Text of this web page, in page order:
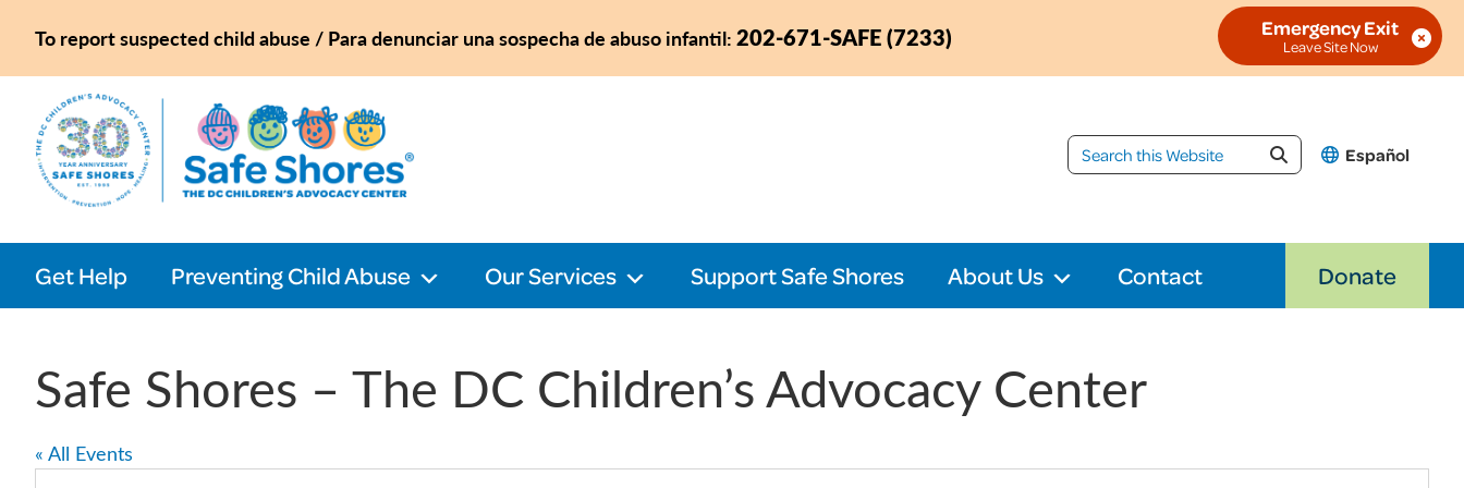
Emergency Exit
To report suspected child abuse / Para denunciar una sospecha de abuso infantil: 202-671-SAFE (7233)
primary
navigation
main
content
primary
sidebar
footer
Safe
Shores
Español
Get Help Preventing Child Abuse Our Services Support Safe Shores About Us Contact Donate
Safe Shores – The DC Children’s Advocacy Center
« All Events